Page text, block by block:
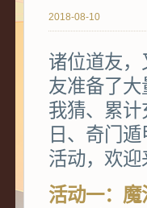
2018-08-10
诸位道友
友准备了
我猜、累
日、奇门
活动，欢迎
活动一：魔